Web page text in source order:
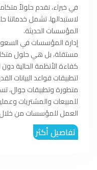
في خبراء، نقدم حلولاً
لاستبدالها. تشمل خدماتنا
المؤسسات الحديثة.
إدارة المؤسسات في
مستقلة، بل هي حلول
لتطبيقات قواعد
متطورة وتطبيقات جوال،
العمل للمؤسسات من خلال
تفاصيل أكثر